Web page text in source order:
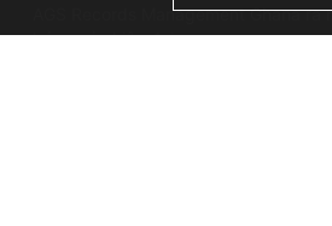
AGS Records Management Ghana ra
bảo quản hiện đại